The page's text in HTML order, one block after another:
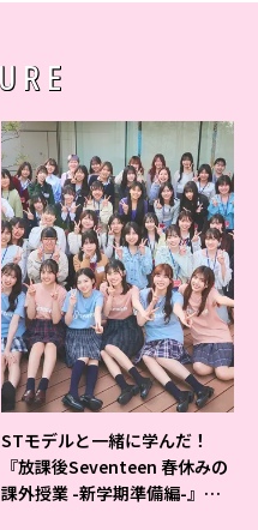
STモデルと一緒に学んだ！
『放課後Seventeen 春休みの
課外授業 -新学期準備編-』イ